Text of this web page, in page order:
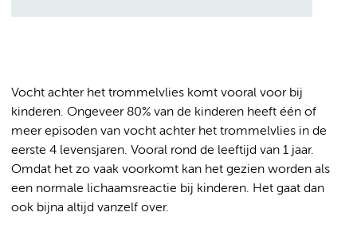
Vocht achter het trommelvlies komt vooral voor bij
kinderen. Ongeveer 80% van de kinderen heeft één of
meer episoden van vocht achter het trommelvlies in de
eerste 4 levensjaren. Vooral rond de leeftijd van 1 jaar.
Omdat het zo vaak voorkomt kan het gezien worden als
een normale lichaamsreactie bij kinderen. Het gaat dan
ook bijna altijd vanzelf over.